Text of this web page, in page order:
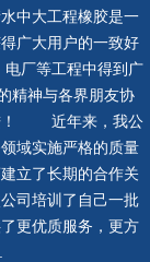
座
座
中大工程橡胶是一
广大用户的一致好
厂等工程中得到广
精神与各界朋友协
进！ 近年来，我公
域实施严格的质量
立了长期的合作关
司培训了自己一批
更优质服务，更方